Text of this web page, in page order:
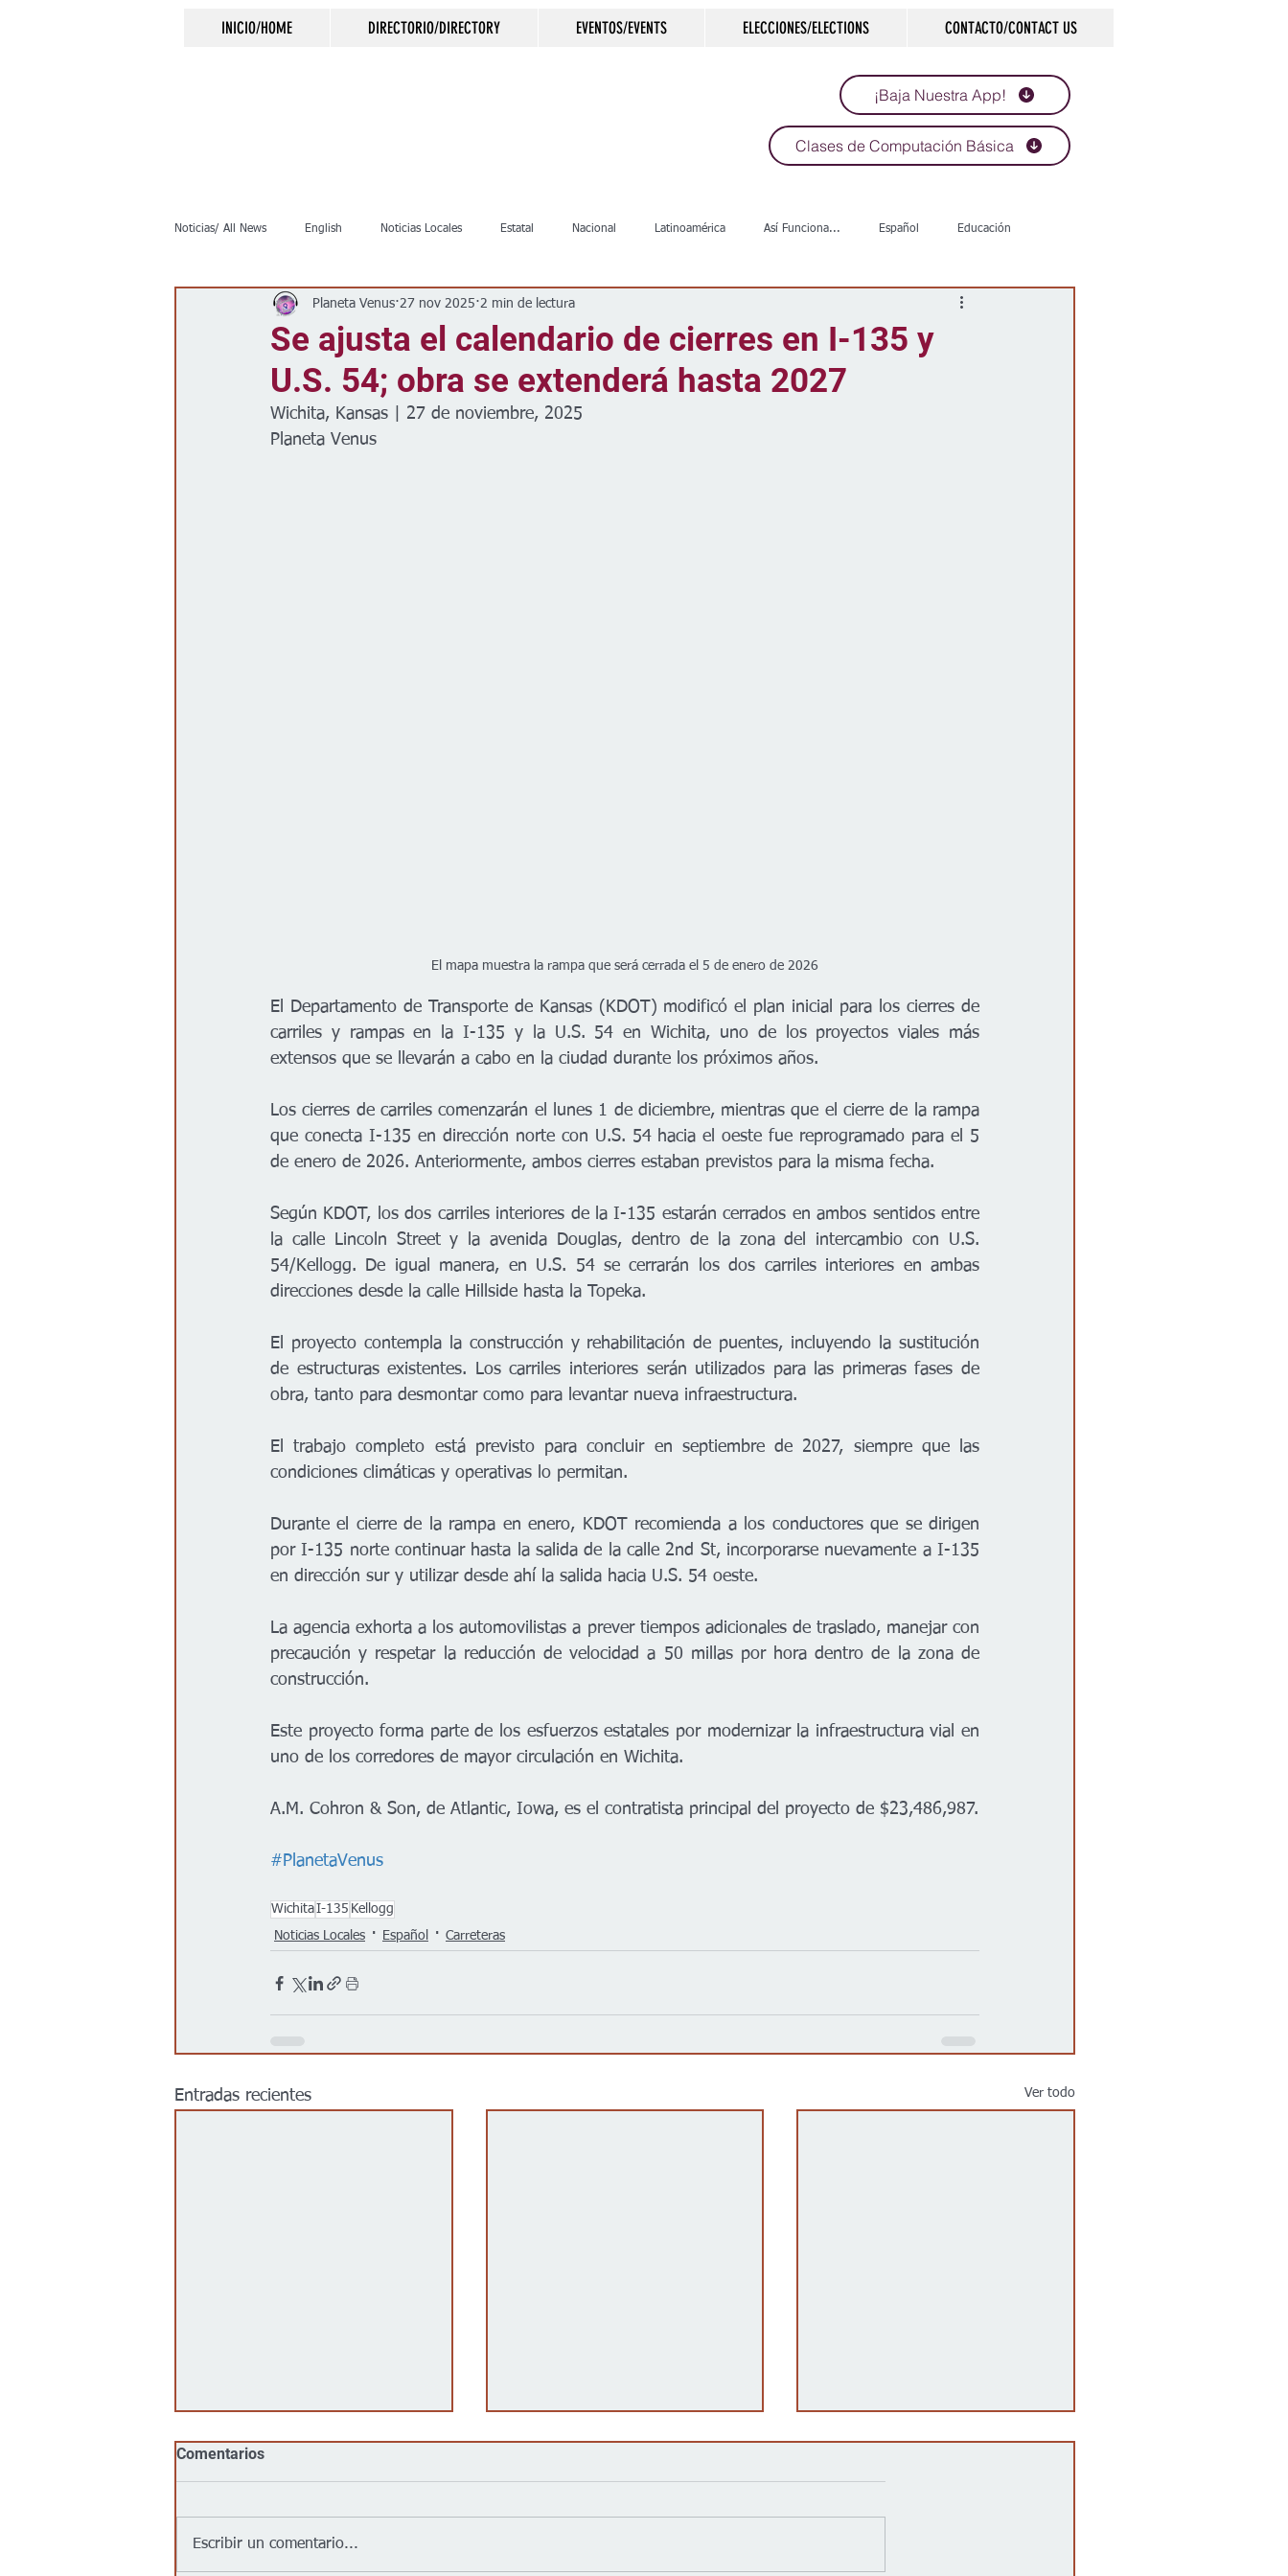
INICIO/HOME DIRECTORIO/DIRECTORY EVENTOS/EVENTS ELECCIONES/ELECTIONS CONTACTO/CONTACT US
¡Baja Nuestra App!
Clases de Computación Básica
Noticias/ All News English Noticias Locales Estatal Nacional Latinoamérica Así Funciona... Español Educación
Inmigración Crimen Negocios Salud Arte & Cultura
Clima Vivienda Escuelas Calles Desamparados Carreteras Comunidad
Se ajusta el calendario de cierres en I-135 y
U.S. 54; obra se extenderá hasta 2027
Planeta Venus 27 nov 2025 2 min de lectura
Wichita, Kansas | 27 de noviembre, 2025
Planeta Venus
El mapa muestra la rampa que será cerrada el 5 de enero de 2026
El Departamento de Transporte de Kansas (KDOT) modificó el plan inicial para los cierres de
carriles y rampas en la I-135 y la U.S. 54 en Wichita, uno de los proyectos viales más
extensos que se llevarán a cabo en la ciudad durante los próximos años.
Los cierres de carriles comenzarán el lunes 1 de diciembre, mientras que el cierre de la rampa
que conecta I-135 en dirección norte con U.S. 54 hacia el oeste fue reprogramado para el 5
de enero de 2026. Anteriormente, ambos cierres estaban previstos para la misma fecha.
Según KDOT, los dos carriles interiores de la I-135 estarán cerrados en ambos sentidos entre
la calle Lincoln Street y la avenida Douglas, dentro de la zona del intercambio con U.S.
54/Kellogg. De igual manera, en U.S. 54 se cerrarán los dos carriles interiores en ambas
direcciones desde la calle Hillside hasta la Topeka.
El proyecto contempla la construcción y rehabilitación de puentes, incluyendo la sustitución
de estructuras existentes. Los carriles interiores serán utilizados para las primeras fases de
obra, tanto para desmontar como para levantar nueva infraestructura.
El trabajo completo está previsto para concluir en septiembre de 2027, siempre que las
condiciones climáticas y operativas lo permitan.
Durante el cierre de la rampa en enero, KDOT recomienda a los conductores que se dirigen
por I-135 norte continuar hasta la salida de la calle 2nd St, incorporarse nuevamente a I-135
en dirección sur y utilizar desde ahí la salida hacia U.S. 54 oeste.
La agencia exhorta a los automovilistas a prever tiempos adicionales de traslado, manejar con
precaución y respetar la reducción de velocidad a 50 millas por hora dentro de la zona de
construcción.
Este proyecto forma parte de los esfuerzos estatales por modernizar la infraestructura vial en
uno de los corredores de mayor circulación en Wichita.
A.M. Cohron & Son, de Atlantic, Iowa, es el contratista principal del proyecto de $23,486,987.
#PlanetaVenus
WichitaI-135 Kellogg
Noticias Locales
Español Carreteras
Entradas recientes Ver todo
Comentarios
Escribir un comentario...